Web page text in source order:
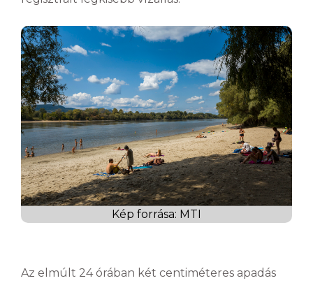
Kép forrása: MTI
Az elmúlt 24 órában két centiméteres apadás